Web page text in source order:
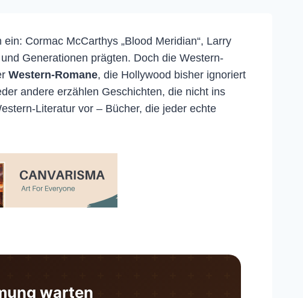
Cormac McCarthys „Blood Meridian“, Larry
Generationen prägten. Doch die Western-
Western-Romane, die Hollywood bisher ignoriert
andere erzählen Geschichten, die nicht ins
Literatur vor – Bücher, die jeder echte
warten